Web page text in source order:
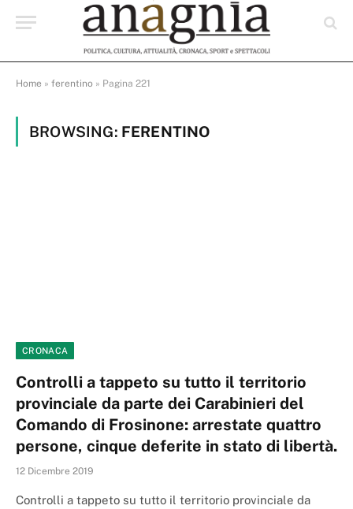
Home » ferentino » Pagina 221
BROWSING: FERENTINO
CRONACA
Controlli a tappeto su tutto il territorio
provinciale da parte dei Carabinieri del
Comando di Frosinone: arrestate quattro
persone, cinque deferite in stato di libertà.
12 Dicembre 2019
Controlli a tappeto su tutto il territorio provinciale da